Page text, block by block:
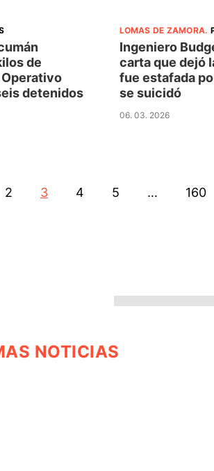
de
Operativo
detenidos
LOMAS DE ZAMORA.
Ingeniero
carta que dejó
fue estafada
se suicidó
06. 03. 2026
2 3 4 5 … 160
NOTICIAS